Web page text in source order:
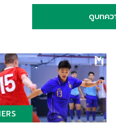
ดูบทคว